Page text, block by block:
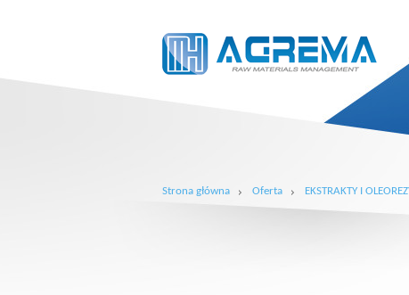
Strona główna Oferta EKSTRAKTY I